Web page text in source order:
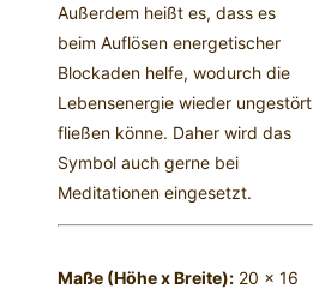
Außerdem heißt es, dass es
beim Auflösen energetischer
Blockaden helfe, wodurch die
Lebensenergie wieder ungestört
fließen könne. Daher wird das
Symbol auch gerne bei
Meditationen eingesetzt.
Maße (Höhe x Breite): 20 x 16